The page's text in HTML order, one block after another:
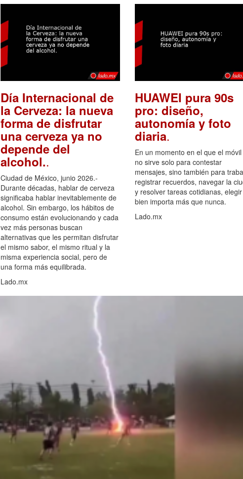
Día Internacional de
la Cerveza: la nueva
forma de disfrutar
una cerveza ya no
depende del
alcohol..
Ciudad de México, junio 2026.-
Durante décadas, hablar de cerveza
significaba hablar inevitablemente de
alcohol. Sin embargo, los hábitos de
consumo están evolucionando y cada
vez más personas buscan
alternativas que les permitan disfrutar
el mismo sabor, el mismo ritual y la
misma experiencia social, pero de
una forma más equilibrada.
Lado.mx
HUAWEI pura 90s
pro: diseño,
autonomía y foto
diaria.
En un momento en el que el móvil
no sirve solo para contestar
mensajes, sino también para
registrar recuerdos, navegar la
y resolver tareas cotidianas, elegir
bien importa más que nunca.
Lado.mx